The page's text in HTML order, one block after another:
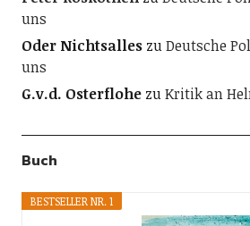
uns
Oder NichtsalleszuDeutsche
uns
G.v.d. OsterflohezuKritik an
Buch
BESTSELLER NR. 1